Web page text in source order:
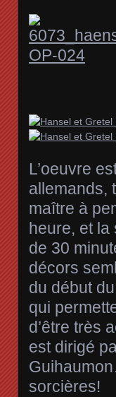
L’oeuvre
allemands,
maître à
heure, et
de 30
décors
du début
qui
d’être très
est dirigé
sorcières!